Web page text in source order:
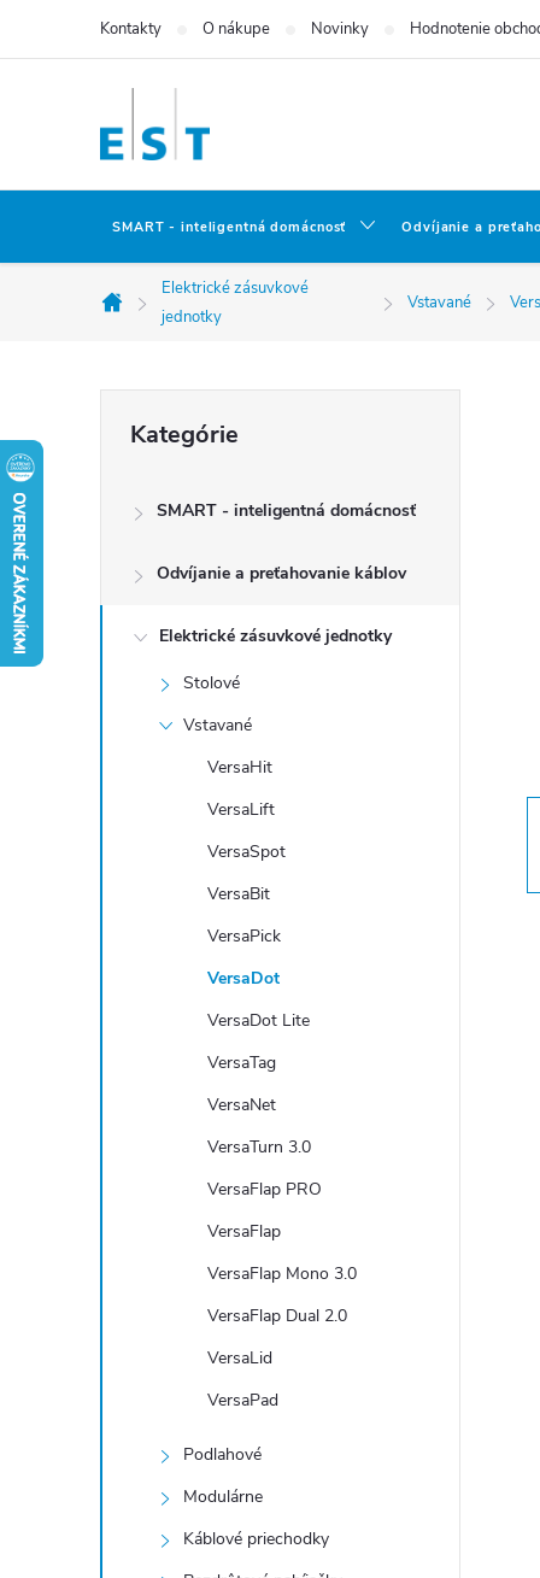
Kontakty O nákupe Novinky Hodnotenie
SMART - inteligentná domácnosť Odvíjanie a
Domov
Elektrické zásuvkové
jednotky
Vstavané
n
kategórie
Kategórie
SMART - inteligentná domácnosť
Odvíjanie a preťahovanie káblov
Elektrické zásuvkové jednotky
Stolové
Vstavané
VersaHit
VersaLift
VersaSpot
VersaBit
VersaPick
VersaDot
VersaDot Lite
VersaTag
VersaNet
VersaTurn 3.0
VersaFlap PRO
VersaFlap
VersaFlap Mono 3.0
VersaFlap Dual 2.0
VersaLid
VersaPad
Podlahové
Modulárne
Káblové priechodky